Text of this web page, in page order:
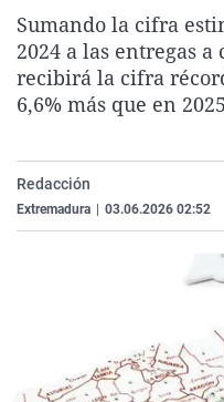
Sumando la cifra
2024 a las entregas
recibirá la cifra
6,6% más que en
Redacción
Extremadura 03.06.2026 02:52